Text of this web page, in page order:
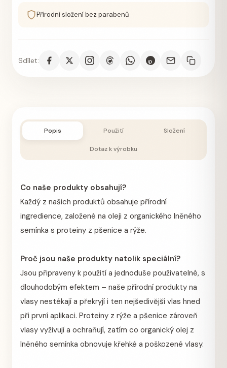
Přírodní složení bez parabenů
Sdílet:
Popis Použití Složení
Dotaz k výrobku
Co naše produkty obsahují?
Každý z našich produktů obsahuje přírodní
ingredience, založené na oleji z organického lněného
semínka s proteiny z pšenice a rýže.
Proč jsou naše produkty natolik speciální?
Jsou připraveny k použití a jednoduše použivatelné, s
dlouhodobým efektem – naše přírodní produkty na
vlasy nestékají a překryjí i ten nejšedivější vlas hned
při první aplikaci. Proteiny z rýže a pšenice zároveň
vlasy vyživují a ochraňují, zatím co organický olej z
lněného semínka obnovuje křehké a poškozené vlasy.